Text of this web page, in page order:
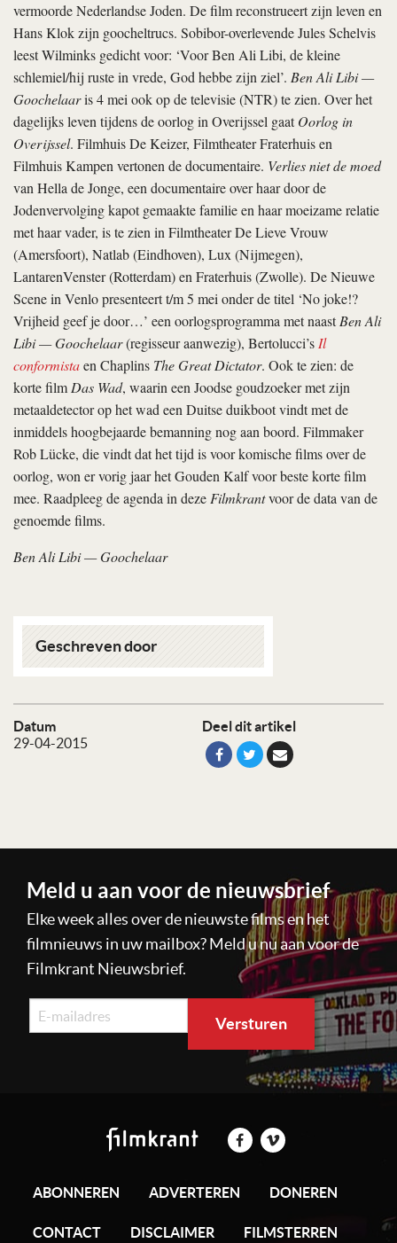
Datum
29-04-2015
Deel dit artikel
vermoorde Nederlandse Joden. De film reconstrueert zijn leven en
Hans Klok zijn goocheltrucs. Sobibor-overlevende Jules Schelvis
leest Wilminks gedicht voor: ‘Voor Ben Ali Libi, de kleine
schlemiel/hij ruste in vrede, God hebbe zijn ziel’. Ben Ali Libi —
Goochelaaris 4 mei ook op de televisie (NTR) te zien. Over het
dagelijks leven tijdens de oorlog in Overijssel gaatOorlog in
Overijssel. Filmhuis De Keizer, Filmtheater Fraterhuis en
Filmhuis Kampen vertonen de documentaire. Verlies niet de moed
van Hella de Jonge, een documentaire over haar door de
Jodenvervolging kapot gemaakte familie en haar moeizame relatie
met haar vader, is te zien in Filmtheater De Lieve Vrouw
(Amersfoort), Natlab (Eindhoven), Lux (Nijmegen),
LantarenVenster (Rotterdam) en Fraterhuis (Zwolle). De Nieuwe
Scene in Venlo presenteert t/m 5 mei onder de titel ‘No joke!?
Vrijheid geef je door…’ een oorlogsprogramma met naastBen Ali
Libi — Goochelaar(regisseur aanwezig), Bertolucci’sIl
conformistaen Chaplins The Great Dictator. Ook te zien: de
korte filmDas Wad, waarin een Joodse goudzoeker met zijn
metaaldetector op het wad een Duitse duikboot vindt met de
inmiddels hoogbejaarde bemanning nog aan boord. Filmmaker
Rob Lücke, die vindt dat het tijd is voor komische films over de
oorlog, won er vorig jaar het Gouden Kalf voor beste korte film
mee. Raadpleeg de agenda in dezeFilmkrantvoor de data van de
genoemde films.
Ben Ali Libi — Goochelaar
Geschreven door
Meld u aan voor de nieuwsbrief
Elke week alles over de nieuwste films en het
filmnieuws in uw mailbox? Meld u nu aan voor de
Filmkrant Nieuwsbrief.
ABONNEREN ADVERTEREN DONEREN
CONTACT DISCLAIMER FILMSTERREN